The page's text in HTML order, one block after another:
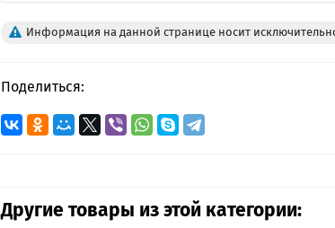
Информация на данной странице носит
Поделиться:
Другие товары из этой категории: